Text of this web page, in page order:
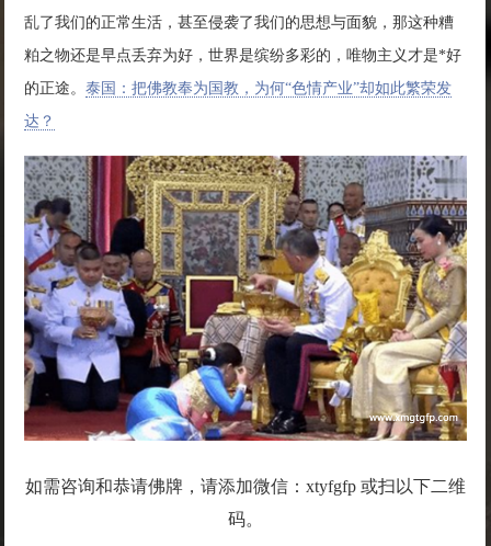
乱了我们的正常生活，甚至侵袭了我们的思想与面貌，那这种糟
粕之物还是早点丢弃为好，世界是缤纷多彩的，唯物主义才是*好
的正途。泰国：把佛教奉为国教，为何“色情产业”却如此繁荣发
达？
如需咨询和恭请佛牌，请添加微信：xtyfgfp 或扫以下二维
码。